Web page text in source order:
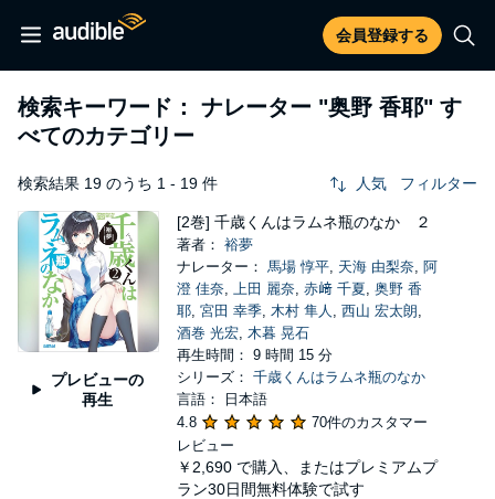
会員登録する
検索キーワード： ナレーター "奥野 香耶" す
べてのカテゴリー
検索結果 19 のうち 1 - 19 件 人気 フィルター
プレビューの
再生
[2巻] 千歳くんはラムネ瓶のなか ２
著者： 裕夢
ナレーター： 馬場 惇平, 天海 由梨奈, 阿
澄 佳奈, 上田 麗奈, 赤﨑 千夏, 奥野 香
耶, 宮田 幸季, 木村 隼人 , 西山 宏太朗,
酒巻 光宏, 木暮 晃石
再生時間： 9 時間 15 分
シリーズ： 千歳くんはラムネ瓶のなか
言語： 日本語
4.8
70件のカスタマー
レビュー
￥2,690 で購入、またはプレミアムプ
ラン30日間無料体験で試す